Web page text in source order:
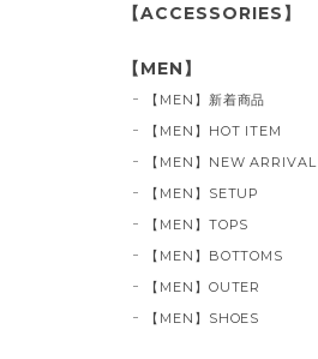
【ACCESSORIES】
【MEN】
【MEN】新着商品
【MEN】HOT ITEM
【MEN】NEW ARRIVAL
【MEN】SETUP
【MEN】TOPS
【MEN】BOTTOMS
【MEN】OUTER
【MEN】SHOES